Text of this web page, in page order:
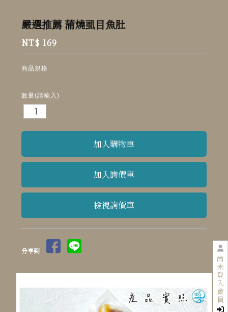
尚
未
登
入
會
員
嚴選推薦 蒲燒虱目魚肚
NT$ 169
商品規格
數量(請輸入)
檢視詢價車
分享到